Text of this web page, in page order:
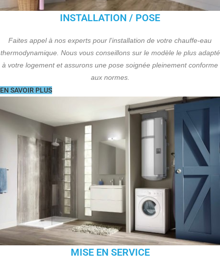
INSTALLATION / POSE
Faites appel à nos experts pour l’installation de votre chauffe-eau
thermodynamique. Nous vous conseillons sur le modèle le plus adapté
à votre logement et assurons une pose soignée pleinement conforme
aux normes.
EN SAVOIR PLUS
MISE EN SERVICE